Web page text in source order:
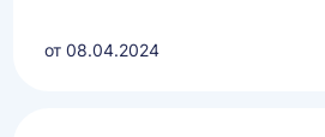
от 08.04.2024